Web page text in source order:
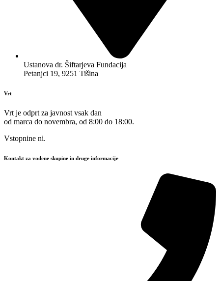
Ustanova dr. Šiftarjeva Fundacija
Petanjci 19, 9251 Tišina
Vrt
Vrt je odprt za javnost vsak dan
od marca do novembra, od 8:00 do 18:00.
Vstopnine ni.
Kontakt za vodene skupine in druge informacije